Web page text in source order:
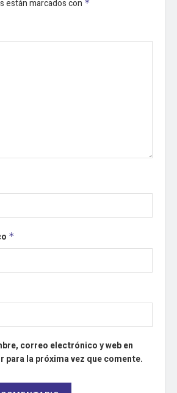
están marcados con *
*
correo electrónico y web en
para la próxima vez que comente.